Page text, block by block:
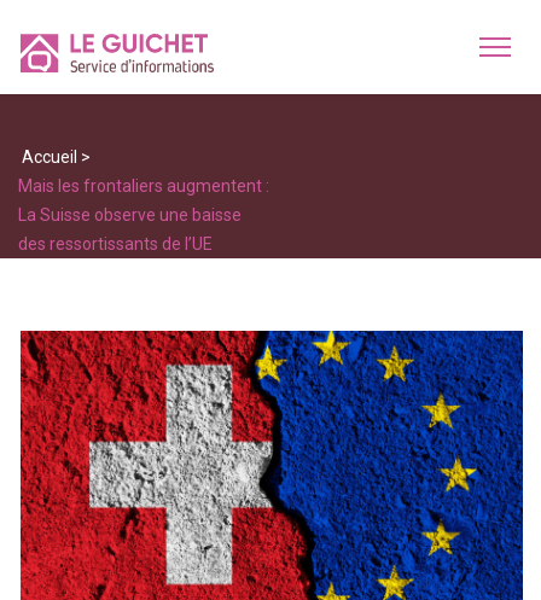
Accueil >
Mais les frontaliers augmentent :
La Suisse observe une baisse
des ressortissants de l’UE